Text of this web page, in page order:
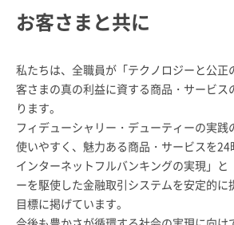
お客さまと共に
私たちは、全職員が「テクノロジーと公正
客さまの真の利益に資する商品・サービス
ります。
フィデューシャリー・デューティーの実践
使いやすく、魅力ある商品・サービスを
インターネットフルバンキングの実現」と
ーを駆使した金融取引システムを安定的に
目標に掲げています。